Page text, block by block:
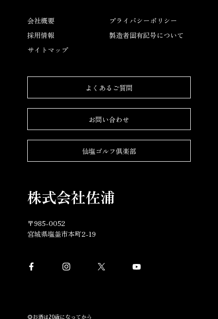
会社概要
採用情報
サイトマップ
プライバシーポリシー
製造者固有記号について
よくあるご質問
お問い合わせ
仙塩ゴルフ倶楽部
株式会社佐浦
〒985-0052
宮城県塩釜市本町2-19
◎お酒は20歳になってから